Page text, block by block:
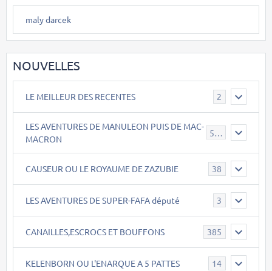
maly darcek
NOUVELLES
LE MEILLEUR DES RECENTES 2
LES AVENTURES DE MANULEON PUIS DE MAC-
MACRON
543
CAUSEUR OU LE ROYAUME DE ZAZUBIE 38
LES AVENTURES DE SUPER-FAFA député 3
CANAILLES,ESCROCS ET BOUFFONS 385
KELENBORN OU L'ENARQUE A 5 PATTES 14